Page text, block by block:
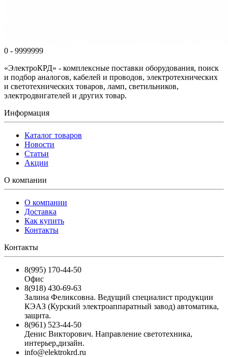
0 - 9999999
«ЭлектроКРД» - комплексные поставки оборудования, поиск
и подбор аналогов, кабелей и проводов, электротехнических
и светотехнических товаров, ламп, светильников,
электродвигателей и других товар.
Информация
Каталог товаров
Новости
Статьи
Акции
О компании
О компании
Доставка
Как купить
Контакты
Контакты
8(995) 170-44-50
Офис
8(918) 430-69-63
Залина Феликсовна. Ведущий специалист продукции
КЭАЗ (Курский электроаппаратный завод) автоматика,
защита.
8(961) 523-44-50
Денис Викторович. Направление светотехника,
интерьер,дизайн.
info@elektrokrd.ru